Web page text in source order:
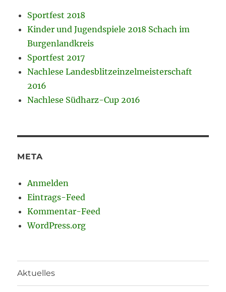
Sportfest 2018
Kinder und Jugendspiele 2018 Schach im
Burgenlandkreis
Sportfest 2017
Nachlese Landesblitzeinzelmeisterschaft
2016
Nachlese Südharz-Cup 2016
META
Anmelden
Eintrags-Feed
Kommentar-Feed
WordPress.org
Aktuelles